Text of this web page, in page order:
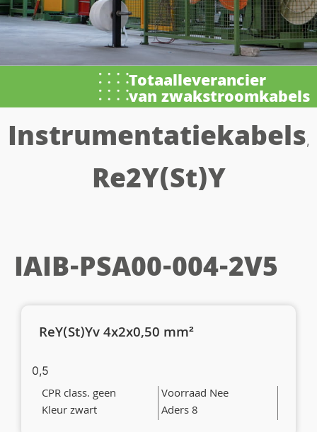
Totaalleverancier
van zwakstroomkabels
Instrumentatiekabels,
Re2Y(St)Y
IAIB-PSA00-004-2V5
ReY(St)Yv 4x2x0,50 mm²
0,5
CPR class. geen
Voorraad Nee
Kleur zwart
Aders 8